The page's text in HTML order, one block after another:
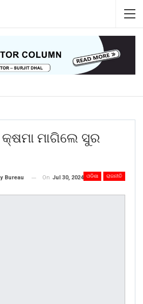
ମାଗିଲେ ସୁର
ଓଡିଶା ରାଜନୀତି
Bureau On Jul 30, 2024